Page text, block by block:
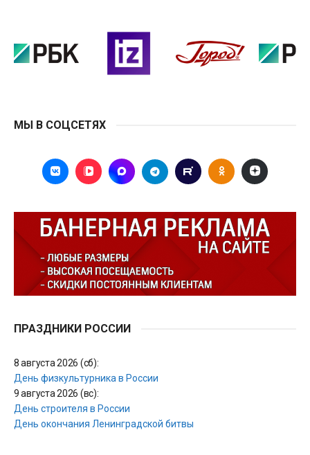
МЫ В СОЦСЕТЯХ
ПРАЗДНИКИ РОССИИ
8 августа 2026 (сб):
День физкультурника в России
9 августа 2026 (вс):
День строителя в России
День окончания Ленинградской битвы